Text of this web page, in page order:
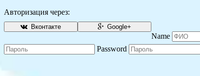
Авторизация через:
Вконтакте Google+
Name
Password